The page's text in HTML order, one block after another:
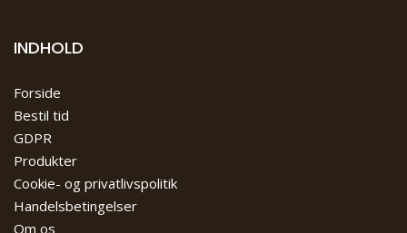
INDHOLD
Forside
Bestil tid
GDPR
Produkter
Cookie- og privatlivspolitik
Handelsbetingelser
Om os